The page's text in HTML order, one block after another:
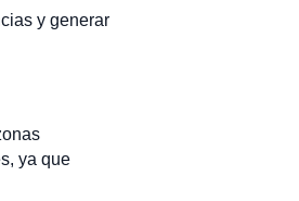
y generar
ya que